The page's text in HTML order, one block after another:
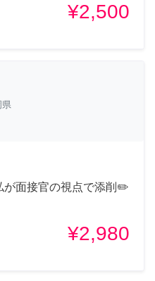
¥2,500
県
が面接官の視点で添削✏️
¥2,980